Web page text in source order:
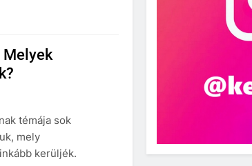
Melyek
témája sok
mely
kerüljék.